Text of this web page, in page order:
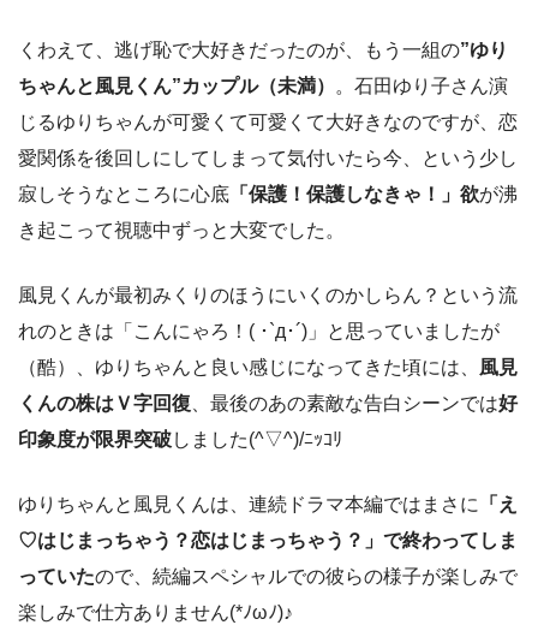
くわえて、逃げ恥で大好きだったのが、もう一組の”ゆり
ちゃんと風見くん”カップル（未満）
。石田ゆり子さん演
じるゆりちゃんが可愛くて可愛くて大好きなのですが、恋
愛関係を後回しにしてしまって気付いたら今、という少し
寂しそうなところに心底 「保護！保護しなきゃ！」欲が沸
き起こって視聴中ずっと大変でした。
風見くんが最初みくりのほうにいくのかしらん？という流
れのときは「こんにゃろ！( ･`д･´)」と思っていましたが
（酷）、ゆりちゃんと良い感じになってきた頃には、 風見
くんの株はＶ字回復 、最後のあの素敵な告白シーンでは好
印象度が限界突破しました(^▽^)/ﾆｯｺﾘ
ゆりちゃんと風見くんは、連続ドラマ本編ではまさに
「え
♡はじまっちゃう？恋はじまっちゃう？」で終わってしま
っていたので、続編スペシャルでの彼らの様子が楽しみで
楽しみで仕方ありません(*ﾉωﾉ)♪